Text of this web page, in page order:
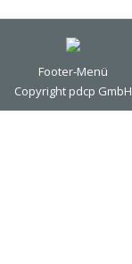
Footer-Menü
Copyright pdcp GmbH